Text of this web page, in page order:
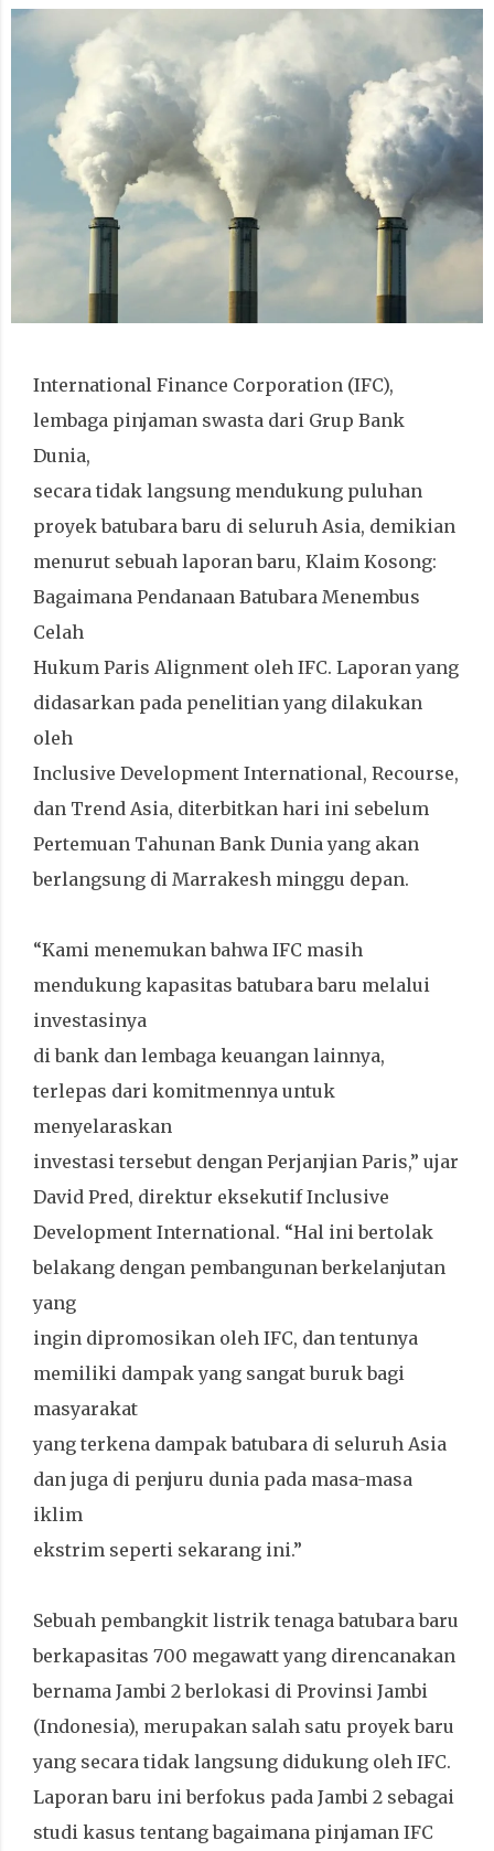
International Finance Corporation (IFC),
lembaga pinjaman swasta dari Grup Bank
Dunia,
secara tidak langsung mendukung puluhan
proyek batubara baru di seluruh Asia, demikian
menurut sebuah laporan baru, Klaim Kosong:
Bagaimana Pendanaan Batubara Menembus
Celah
Hukum Paris Alignment oleh IFC. Laporan yang
didasarkan pada penelitian yang dilakukan
oleh
Inclusive Development International, Recourse,
dan Trend Asia, diterbitkan hari ini sebelum
Pertemuan Tahunan Bank Dunia yang akan
berlangsung di Marrakesh minggu depan.
“Kami menemukan bahwa IFC masih
mendukung kapasitas batubara baru melalui
investasinya
di bank dan lembaga keuangan lainnya,
terlepas dari komitmennya untuk
menyelaraskan
investasi tersebut dengan Perjanjian Paris,” ujar
David Pred, direktur eksekutif Inclusive
Development International. “Hal ini bertolak
belakang dengan pembangunan berkelanjutan
yang
ingin dipromosikan oleh IFC, dan tentunya
memiliki dampak yang sangat buruk bagi
masyarakat
yang terkena dampak batubara di seluruh Asia
dan juga di penjuru dunia pada masa-masa
iklim
ekstrim seperti sekarang ini.”
Sebuah pembangkit listrik tenaga batubara baru
berkapasitas 700 megawatt yang direncanakan
bernama Jambi 2 berlokasi di Provinsi Jambi
(Indonesia), merupakan salah satu proyek baru
yang secara tidak langsung didukung oleh IFC.
Laporan baru ini berfokus pada Jambi 2 sebagai
studi kasus tentang bagaimana pinjaman IFC